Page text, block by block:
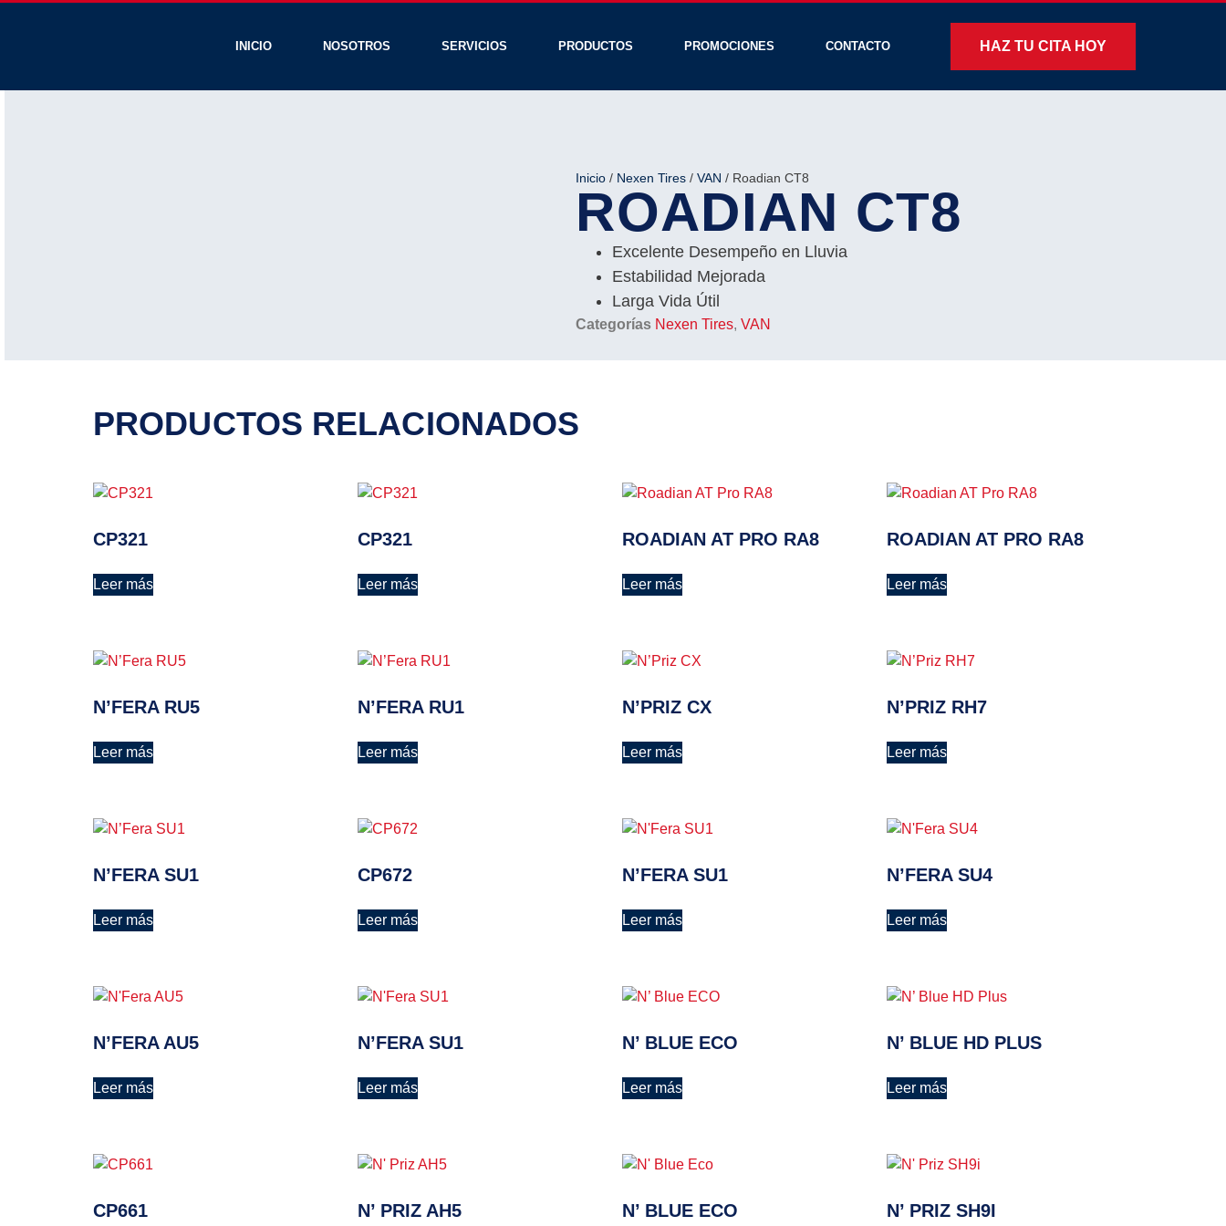
INICIO NOSOTROS SERVICIOS PRODUCTOS PROMOCIONES CONTACTO HAZ TU CITA HOY
Inicio / Nexen Tires /VAN / Roadian CT8
ROADIAN CT8
Excelente Desempeño en Lluvia
Estabilidad Mejorada
Larga Vida Útil
Categorías Nexen Tires,VAN
PRODUCTOS RELACIONADOS
CP321
Leer más
CP321
Leer más
ROADIAN AT PRO RA8
Leer más
ROADIAN AT PRO RA8
Leer más
N’FERA RU5
Leer más
N’FERA RU1
Leer más
N’PRIZ CX
Leer más
N’PRIZ RH7
Leer más
N’FERA SU1
Leer más
CP672
Leer más
N’FERA SU1
Leer más
N’FERA SU4
Leer más
N’FERA AU5
Leer más
N’FERA SU1
Leer más
N’ BLUE ECO
Leer más
N’ BLUE HD PLUS
Leer más
CP661 N’ PRIZ AH5 N’ BLUE ECO N’ PRIZ SH9I